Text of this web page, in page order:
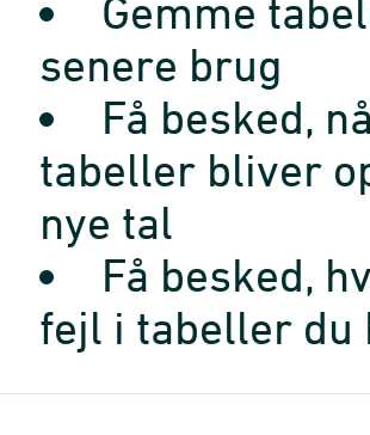
Gemme
senere brug
Få besked,
tabeller bliver
nye tal
Få besked,
fejl i tabeller du